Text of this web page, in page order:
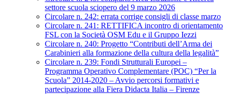
settore scuola sciopero del 9 marzo 2026
Circolare n. 242: errata corrige consigli di classe marzo
Circolare n. 241: RETTIFICA incontro di orientamento
FSL con la Società OSM Edu e il Gruppo Iezzi
Circolare n. 240: Progetto “Contributi dell’Arma dei
Carabinieri alla formazione della cultura della legalità”
Circolare n. 239: Fondi Strutturali Europei –
Programma Operativo Complementare (POC) “Per la
Scuola” 2014-2020 – Avvio percorsi formativi e
partecipazione alla Fiera Didacta Italia – Firenze